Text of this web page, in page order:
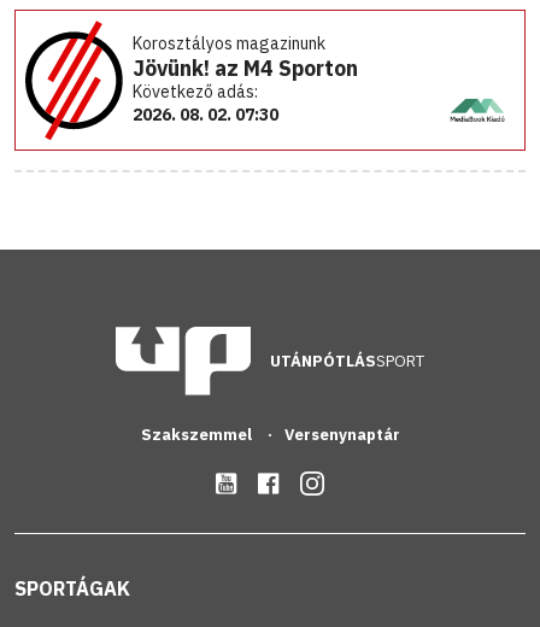
Korosztályos magazinunk
Jövünk! az M4 Sporton
Következő adás:
2026. 08. 02. 07:30
UTÁNPÓTLÁSSPORT
Szakszemmel Versenynaptár
SPORTÁGAK